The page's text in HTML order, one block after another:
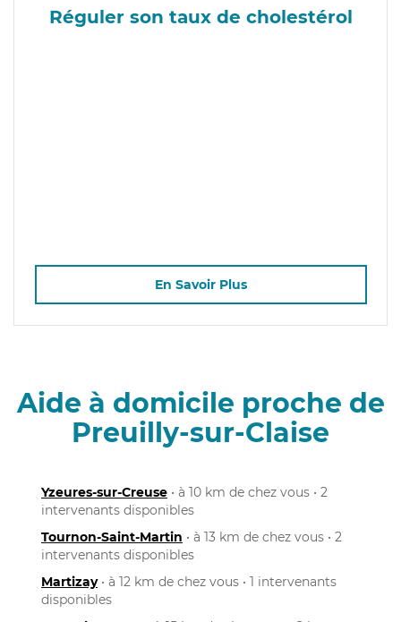
Réguler son taux de cholestérol
En Savoir Plus
Aide à domicile proche de
Preuilly-sur-Claise
Yzeures-sur-Creuse • à 10 km de chez vous • 2
intervenants disponibles
Tournon-Saint-Martin • à 13 km de chez vous • 2
intervenants disponibles
Martizay• à 12 km de chez vous • 1 intervenants
disponibles